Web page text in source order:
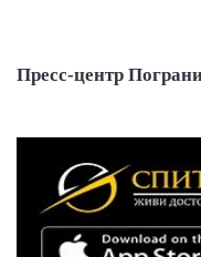
Пресс-центр